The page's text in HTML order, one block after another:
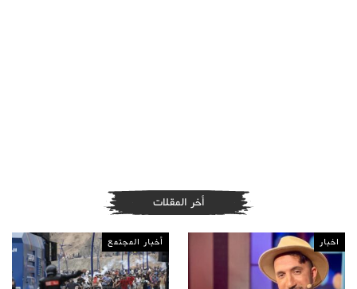
أخر المقلات
اخبار أخبار المجتمع